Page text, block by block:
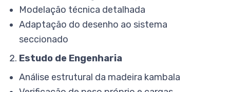
Modelação técnica detalhada
Adaptação do desenho ao sistema
seccionado
Estudo de Engenharia
Análise estrutural da madeira kambala